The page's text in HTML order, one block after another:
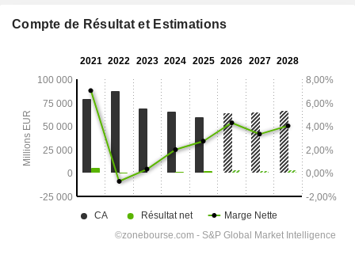
Compte de Résultat et Estimations